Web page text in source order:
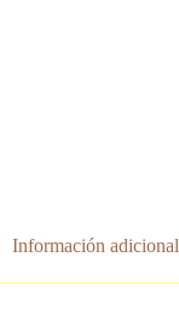
Información adicional